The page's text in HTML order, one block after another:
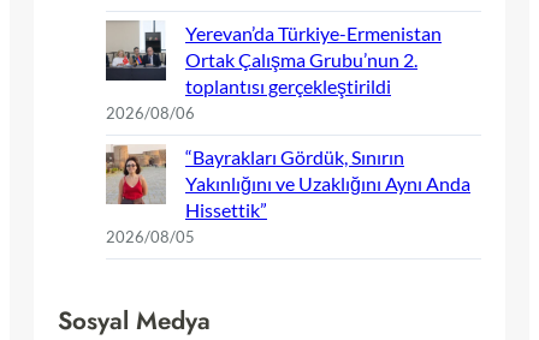
Yerevan’da Türkiye-Ermenistan
Ortak Çalışma Grubu’nun 2.
toplantısı gerçekleştirildi
2026/08/06
“Bayrakları Gördük, Sınırın
Yakınlığını ve Uzaklığını Aynı Anda
Hissettik”
2026/08/05
Sosyal Medya